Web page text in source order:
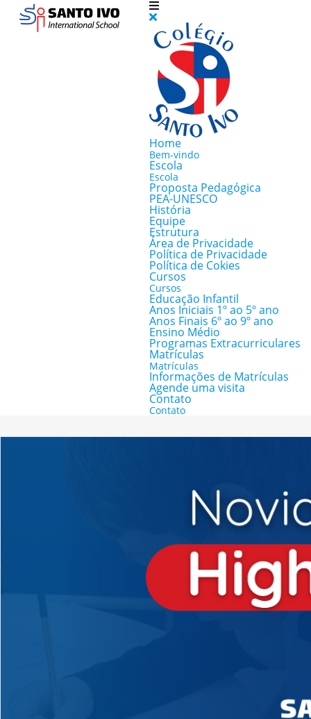
Home
Bem-vindo
Escola
Escola
Proposta Pedagógica
PEA-UNESCO
História
Equipe
Estrutura
Área de Privacidade
Política de Privacidade
Política de Cokies
Cursos
Cursos
Educação Infantil
Anos Iniciais 1º ao 5º ano
Anos Finais 6º ao 9º ano
Ensino Médio
Programas Extracurriculares
Matrículas
Matrículas
Informações de Matrículas
Agende uma visita
Contato
Contato